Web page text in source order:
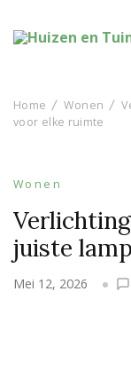
Home Wonen
voor elke ruimte
Wonen
juiste
Mei 12, 2026